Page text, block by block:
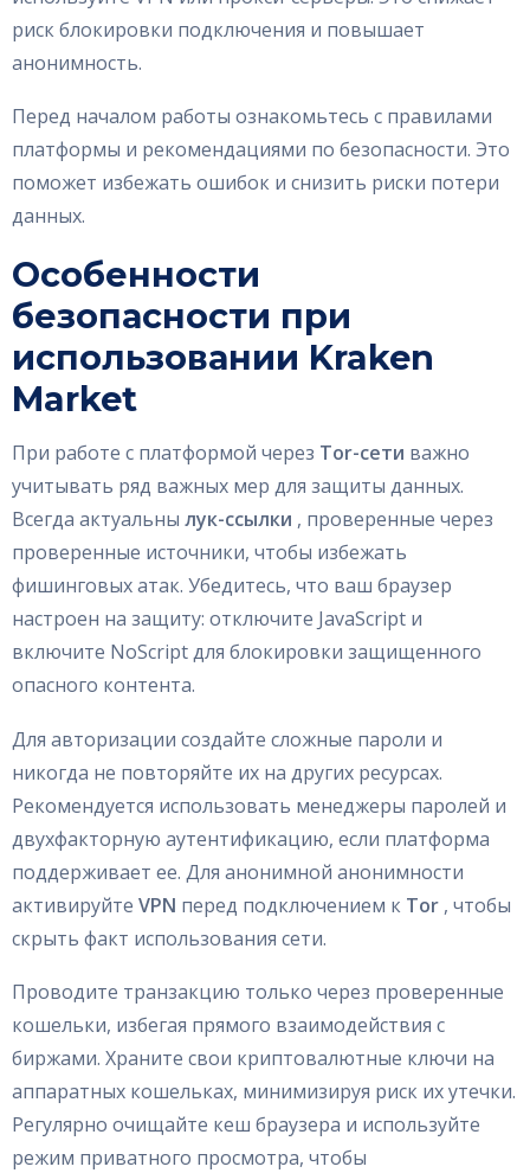
риск блокировки подключения и повышает
анонимность.
Перед началом работы ознакомьтесь с правилами
платформы и рекомендациями по безопасности. Это
поможет избежать ошибок и снизить риски потери
данных.
Особенности
безопасности при
использовании Kraken
Market
При работе с платформой через Tor-сети важно
учитывать ряд важных мер для защиты данных.
Всегда актуальны лук-ссылки , проверенные через
проверенные источники, чтобы избежать
фишинговых атак. Убедитесь, что ваш браузер
настроен на защиту: отключите JavaScript и
включите NoScript для блокировки защищенного
опасного контента.
Для авторизации создайте сложные пароли и
никогда не повторяйте их на других ресурсах.
Рекомендуется использовать менеджеры паролей и
двухфакторную аутентификацию, если платформа
поддерживает ее. Для анонимной анонимности
активируйте VPN перед подключением к Tor , чтобы
скрыть факт использования сети.
Проводите транзакцию только через проверенные
кошельки, избегая прямого взаимодействия с
биржами. Храните свои криптовалютные ключи на
аппаратных кошельках, минимизируя риск их утечки.
Регулярно очищайте кеш браузера и используйте
режим приватного просмотра, чтобы